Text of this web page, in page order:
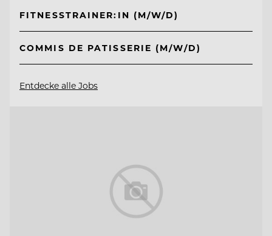
FITNESSTRAINER:IN (M/W/D)
COMMIS DE PATISSERIE (M/W/D)
Entdecke alle Jobs